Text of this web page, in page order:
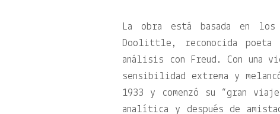
La obra está basada en
Doolittle, reconocida
análisis con Freud. Con una
sensibilidad extrema y
1933 y comenzó su “gran
analítica y después de